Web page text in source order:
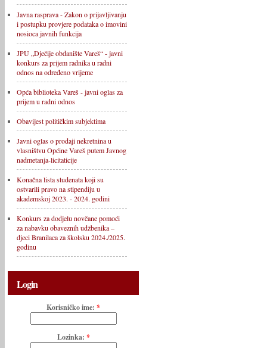
Javna rasprava - Zakon o prijavljivanju
i postupku provjere podataka o imovini
nosioca javnih funkcija
JPU „Dječije obdanište Vareš“ - javni
konkurs za prijem radnika u radni
odnos na određeno vrijeme
Opća biblioteka Vareš - javni oglas za
prijem u radni odnos
Obavijest političkim subjektima
Javni oglas o prodaji nekretnina u
vlasništvu Općine Vareš putem Javnog
nadmetanja-licitaticije
Konačna lista studenata koji su
ostvarili pravo na stipendiju u
akademskoj 2023. - 2024. godini
Konkurs za dodjelu novčane pomoći
za nabavku obaveznih udžbenika –
djeci Branilaca za školsku 2024./2025.
godinu
Login
Korisničko ime: *
Lozinka: *